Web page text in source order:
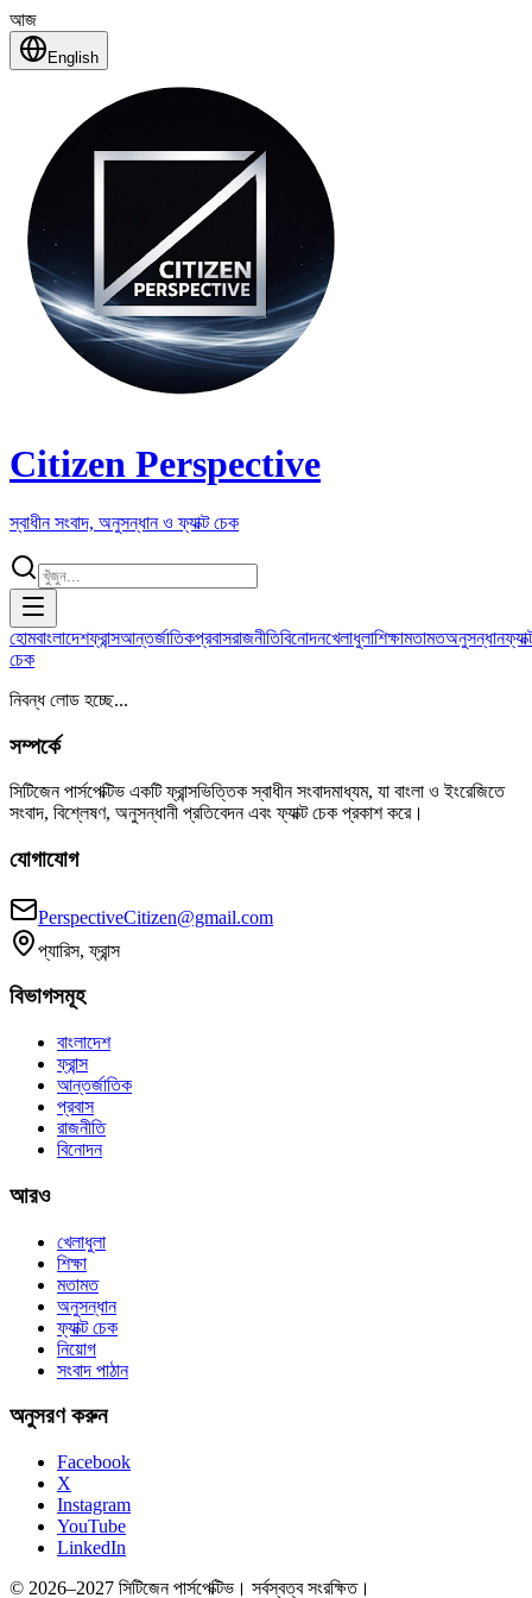
আজ
English
Citizen Perspective
স্বাধীন সংবাদ, অনুসন্ধান ও ফ্যাক্ট চেক
হোমবাংলাদেশফ্রান্সআন্তর্জাতিকপ্রবাসরাজনীতিবিনোদনখেলাধুলাশিক্ষামতামতঅনুসন্ধান
চেক
নিবন্ধ লোড হচ্ছে...
সম্পর্কে
সিটিজেন পার্সপেক্টিভ একটি ফ্রান্সভিত্তিক স্বাধীন সংবাদমাধ্যম, যা বাংলা ও ইংরেজিতে
সংবাদ, বিশ্লেষণ, অনুসন্ধানী প্রতিবেদন এবং ফ্যাক্ট চেক প্রকাশ করে।
যোগাযোগ
PerspectiveCitizen@gmail.com
প্যারিস, ফ্রান্স
বিভাগসমূহ
বাংলাদেশ
ফ্রান্স
আন্তর্জাতিক
প্রবাস
রাজনীতি
বিনোদন
আরও
খেলাধুলা
শিক্ষা
মতামত
অনুসন্ধান
ফ্যাক্ট চেক
নিয়োগ
সংবাদ পাঠান
অনুসরণ করুন
Facebook
X
Instagram
YouTube
LinkedIn
© 2026–2027 সিটিজেন পার্সপেক্টিভ। সর্বস্বত্ব সংরক্ষিত।